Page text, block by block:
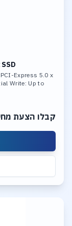
PCI-Express 5.0 x
Write: Up to
קבלו הצעת